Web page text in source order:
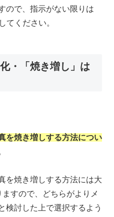
ので、指示がない限りは
てください。
・「焼き増し」は
を焼き増しする方法につい
を焼き増しする方法には大
すので、どちらがよりメ
検討した上で選択するよう